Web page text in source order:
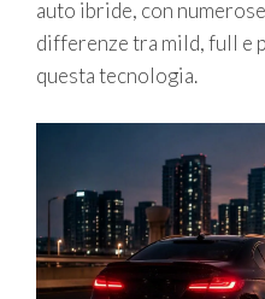
auto ibride, con
differenze tra mild, full e
questa tecnologia.